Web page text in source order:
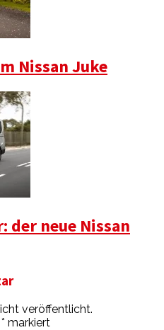
Nissan Juke
der neue Nissan
veröffentlicht.
* markiert